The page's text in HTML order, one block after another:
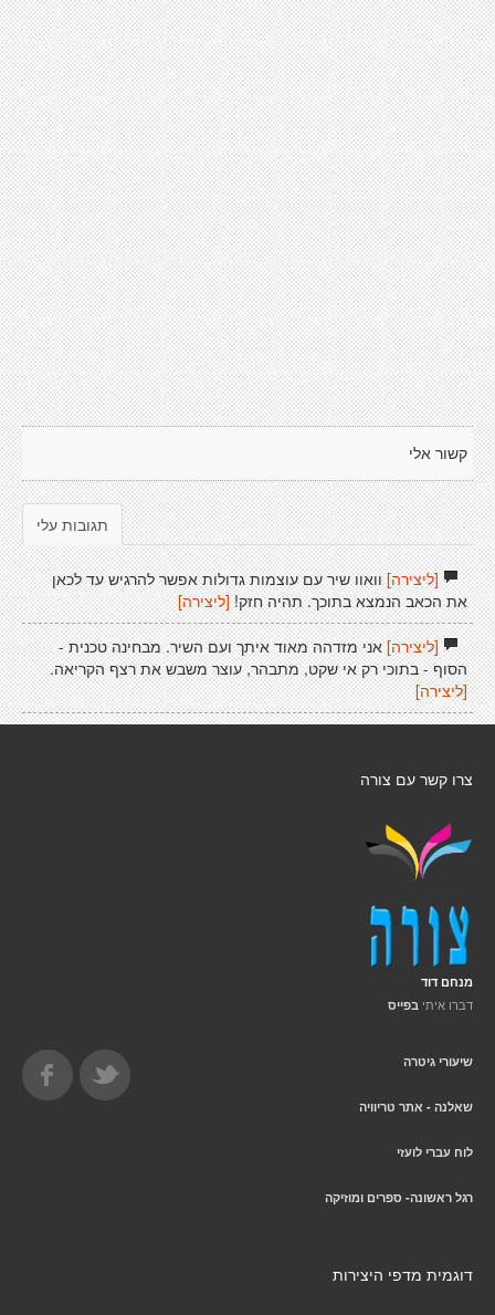
קשור אלי
תגובות עלי
[ליצירה]וואוו שיר עם עוצמות גדולות אפשר להרגיש עד לכאן
את הכאב הנמצא בתוכך. תהיה חזק! [ליצירה]
[ליצירה]אני מזדהה מאוד איתך ועם השיר. מבחינה טכנית -
הסוף - בתוכי רק אי שקט, מתבהר, עוצר משבש את רצף הקריאה.
[ליצירה]
צרו קשר עם צורה
מנחם דוד
דברו איתי בפייס
שיעורי גיטרה
שאלנה - אתר טריוויה
לוח עברי לועזי
רגל ראשונה- ספרים ומוזיקה
דוגמית מדפי היצירות